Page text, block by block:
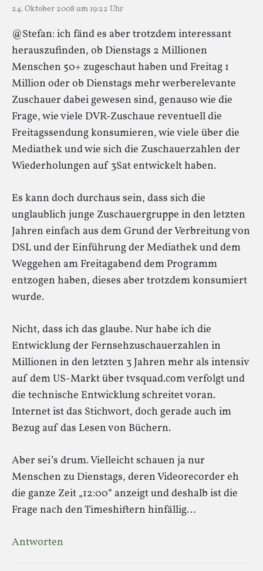
24. Oktober 2008 um 19:22 Uhr
@Stefan: ich fänd es aber trotzdem interessant
herauszufinden, ob Dienstags 2 Millionen
Menschen 50+ zugeschaut haben und Freitag 1
Million oder ob Dienstags mehr werberelevante
Zuschauer dabei gewesen sind, genauso wie die
Frage, wie viele DVR-Zuschaue reventuell die
Freitagssendung konsumieren, wie viele über die
Mediathek und wie sich die Zuschauerzahlen der
Wiederholungen auf 3Sat entwickelt haben.
Es kann doch durchaus sein, dass sich die
unglaublich junge Zuschauergruppe in den letzten
Jahren einfach aus dem Grund der Verbreitung von
DSL und der Einführung der Mediathek und dem
Weggehen am Freitagabend dem Programm
entzogen haben, dieses aber trotzdem konsumiert
wurde.
Nicht, dass ich das glaube. Nur habe ich die
Entwicklung der Fernsehzuschauerzahlen in
Millionen in den letzten 3 Jahren mehr als intensiv
auf dem US-Markt über tvsquad.com verfolgt und
die technische Entwicklung schreitet voran.
Internet ist das Stichwort, doch gerade auch im
Bezug auf das Lesen von Büchern.
Aber sei’s drum. Vielleicht schauen ja nur
Menschen zu Dienstags, deren Videorecorder eh
die ganze Zeit „12:00“ anzeigt und deshalb ist die
Frage nach den Timeshiftern hinfällig…
Antworten